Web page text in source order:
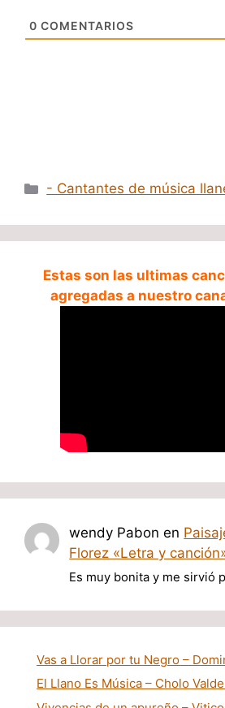
0 COMENTARIOS
Categorías
- Cantantes de música
Estas son las ultimas
agregadas a nuestro
wendy Pabon en
Florez «Letra y
Es muy bonita y me sirvió
Vas a Llorar por tu Negro –
El Llano Es Música – Cholo